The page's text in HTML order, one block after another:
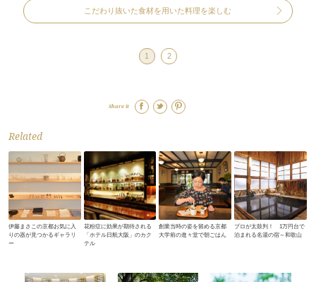
こだわり抜いた食材を用いた料理を楽しむ
1 2
Share it
Related
伊藤まさこの京都お気に入
りの器が見つかるギャラリ
ー
花粉症に効果が期待される
「ホテル日航大阪」のカク
テル
創業当時の姿を留める京都
大学前の進々堂で朝ごはん
プロが太鼓判！ 1万円台で
泊まれる名湯の宿～和歌山